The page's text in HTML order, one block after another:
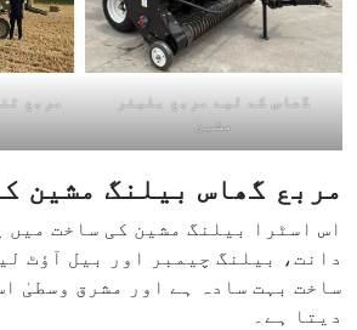
گھاس کے لیے مربع بلیئر
مشین
مربع
مربع گھاس بیلنگ مشین
اس اسٹرا بیلنگ مشین کی ساخت میں
دانت، بیلنگ چیمبر اور بیل آؤٹ
ساخت بہت سادہ ہے اور مشرق وسطیٰ
دیتا ہے۔